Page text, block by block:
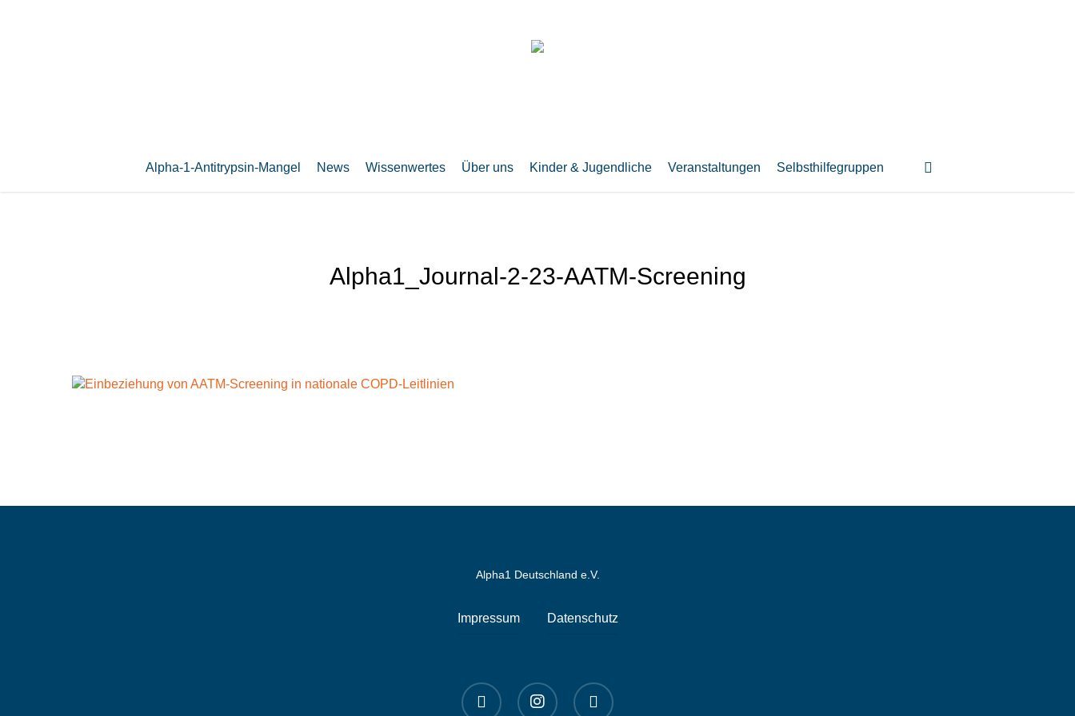
Alpha-1-Antitrypsin-Mangel News Wissenwertes Über uns Kinder & Jugendliche Veranstaltungen Selbsthilfegruppen
Alpha1_Journal-2-23-AATM-Screening
Alpha1 Deutschland e.V.
Impressum Datenschutz
linkedin instagram spotify